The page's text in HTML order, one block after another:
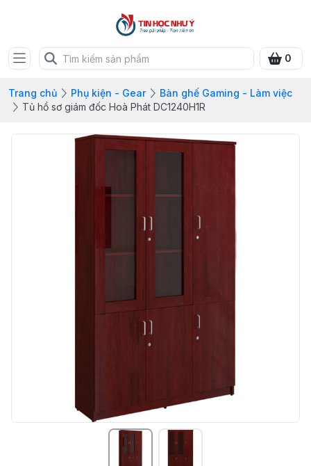
0
Trang chủ Phụ kiện - Gear
Bàn ghế Gaming - Làm việc
Tủ hồ sơ giám đốc Hoà Phát DC1240H1R